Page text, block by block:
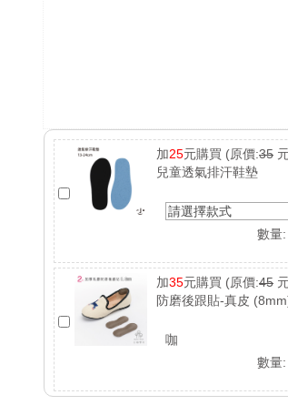
加25元購買 (原價:35
兒童透氣排汗鞋墊
請選擇款式
數量:
加35元購買 (原價:45
防磨後跟貼-真皮
咖
數量: